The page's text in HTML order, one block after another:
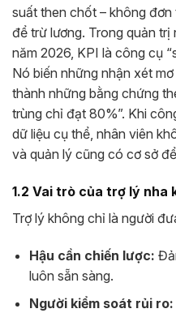
suất then chốt – không
để trừ lương. Trong quản trị
năm 2026, KPI là công cụ
Nó biến những nhận xét
thành những bằng chứng
trùng chỉ đạt 80%”. Khi
dữ liệu cụ thể, nhân viên
và quản lý cũng có cơ sở
1.2 Vai trò của trợ lý nha
Trợ lý không chỉ là người
Hậu cần chiến lược:
luôn sẵn sàng.
Người kiểm soát rủi ro: